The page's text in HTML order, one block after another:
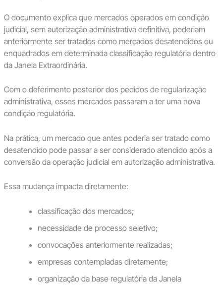
O documento explica que mercados operados em condição
judicial, sem autorização administrativa definitiva, poderiam
anteriormente ser tratados como mercados desatendidos ou
enquadrados em determinada classificação regulatória dentro
da Janela Extraordinária.
Com o deferimento posterior dos pedidos de regularização
administrativa, esses mercados passaram a ter uma nova
condição regulatória.
Na prática, um mercado que antes poderia ser tratado como
desatendido pode passar a ser considerado atendido após a
conversão da operação judicial em autorização administrativa.
Essa mudança impacta diretamente:
classificação dos mercados;
necessidade de processo seletivo;
convocações anteriormente realizadas;
empresas contempladas diretamente;
organização da base regulatória da Janela